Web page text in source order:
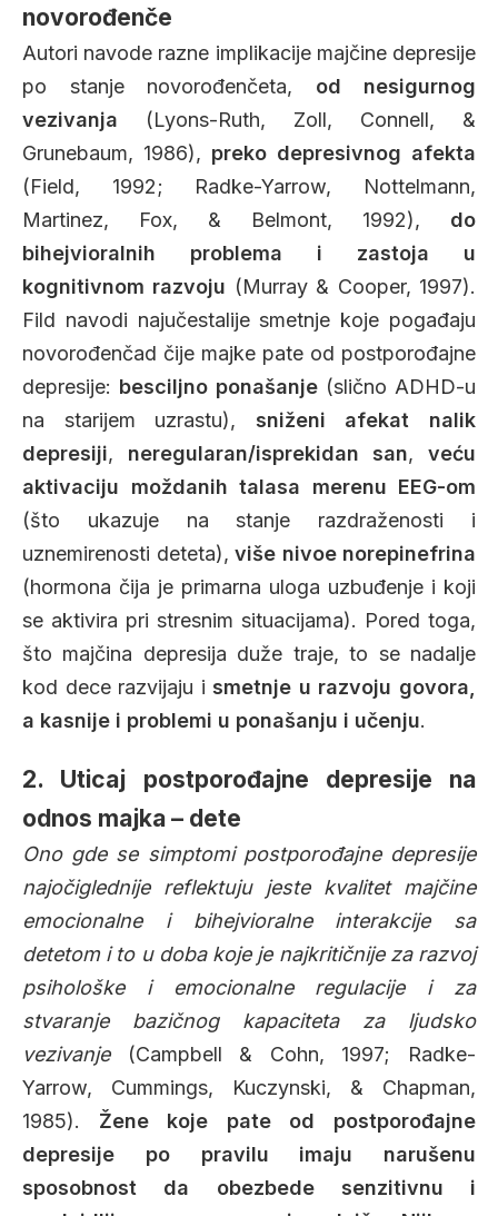
novorođenče
Autori navode razne implikacije majčine depresije
po stanje novorođenčeta, od nesigurnog
vezivanja (Lyons-Ruth, Zoll, Connell, &
Grunebaum, 1986), preko depresivnog afekta
(Field, 1992; Radke-Yarrow, Nottelmann,
Martinez, Fox, & Belmont, 1992), do
bihejvioralnih problema i zastoja u
kognitivnom razvoju (Murray & Cooper, 1997).
Fild navodi najučestalije smetnje koje pogađaju
novorođenčad čije majke pate od postporođajne
depresije: besciljno ponašanje (slično ADHD-u
na starijem uzrastu), sniženi afekat nalik
depresiji, neregularan/isprekidan san,veću
aktivaciju moždanih talasa merenu EEG-om
(što ukazuje na stanje razdraženosti i
uznemirenosti deteta), više nivoe norepinefrina
(hormona čija je primarna uloga uzbuđenje i koji
se aktivira pri stresnim situacijama). Pored toga,
što majčina depresija duže traje, to se nadalje
kod dece razvijaju ismetnje u razvoju govora,
a kasnije i problemi u ponašanju i učenju.
2. Uticaj postporođajne depresije na
odnos majka – dete
Ono gde se simptomi postporođajne depresije
najočiglednije reflektuju jeste kvalitet majčine
emocionalne i bihejvioralne interakcije sa
detetom i to u doba koje je najkritičnije za razvoj
psihološke i emocionalne regulacije i za
stvaranje bazičnog kapaciteta za ljudsko
vezivanje(Campbell & Cohn, 1997; Radke-
Yarrow, Cummings, Kuczynski, & Chapman,
1985). Žene koje pate od postporođajne
depresije po pravilu imaju narušenu
sposobnost da obezbede senzitivnu i